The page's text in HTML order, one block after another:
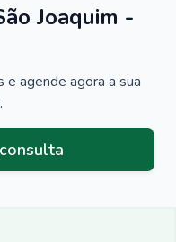
Joaquim -
agende agora a sua